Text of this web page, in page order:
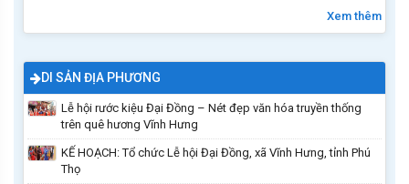
Xem thêm
DI SẢN ĐỊA PHƯƠNG
Lễ hội rước kiệu Đại Đồng – Nét đẹp văn hóa truyền thống
trên quê hương Vĩnh Hưng
KẾ HOẠCH: Tổ chức Lễ hội Đại Đồng, xã Vĩnh Hưng, tỉnh Phú
Thọ